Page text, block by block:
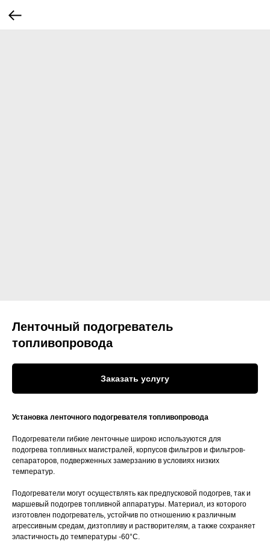
Ленточный подогреватель
топливопровода
Заказать услугу
Установка ленточного подогревателя топливопровода
Подогреватели гибкие ленточные широко используются для
подогрева топливных магистралей, корпусов фильтров и фильтров-
сепараторов, подверженных замерзанию в условиях низких
температур.
Подогреватели могут осуществлять как предпусковой подогрев, так и
маршевый подогрев топливной аппаратуры. Материал, из которого
изготовлен подогреватель, устойчив по отношению к различным
агрессивным средам, дизтопливу и растворителям, а также сохраняет
эластичность до температуры -60°С.